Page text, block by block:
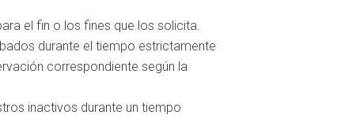
el fin o los fines que los solicita.
durante el tiempo estrictamente
correspondiente según la
inactivos durante un tiempo